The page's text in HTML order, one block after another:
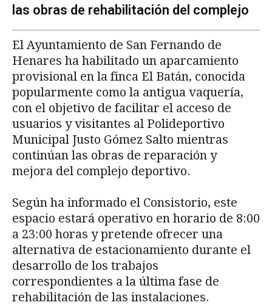
las obras de rehabilitación del complejo
El Ayuntamiento de San Fernando de
Henares ha habilitado un aparcamiento
provisional en la finca El Batán, conocida
popularmente como la antigua vaquería,
con el objetivo de facilitar el acceso de
usuarios y visitantes al Polideportivo
Municipal Justo Gómez Salto mientras
continúan las obras de reparación y
mejora del complejo deportivo.
Según ha informado el Consistorio, este
espacio estará operativo en horario de 8:00
a 23:00 horas y pretende ofrecer una
alternativa de estacionamiento durante el
desarrollo de los trabajos
correspondientes a la última fase de
rehabilitación de las instalaciones.